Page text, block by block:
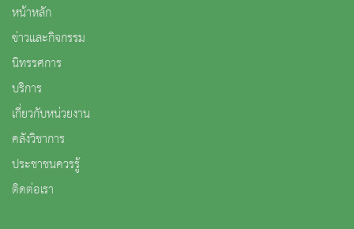
หน้าหลัก
ข่าวและกิจกรรม
นิทรรศการ
บริการ
เกี่ยวกับหน่วยงาน
คลังวิชาการ
ประชาชนควรรู้
ติดต่อเรา